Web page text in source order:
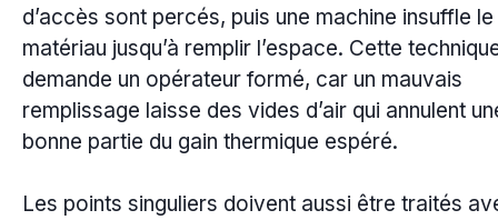
d’accès sont percés, puis une machine insuffle le
matériau jusqu’à remplir l’espace. Cette
demande un opérateur formé, car un mauvais
remplissage laisse des vides d’air qui annulent
bonne partie du gain thermique espéré.
Les points singuliers doivent aussi être traités